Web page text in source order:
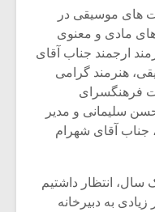
های موسیقی در
های مادی و معنوی
ارجمند جناب آقای
هنرمند گرامی
فرهنگسرای
سلیمانی و مدیر
جناب آقای شهرام
سال، انتظار داشتیم
به دبیرخانه
برگزار